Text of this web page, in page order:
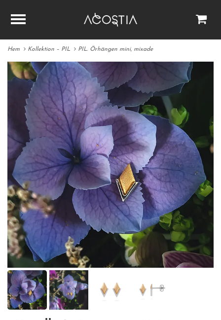
Hem Kollektion – PIL PIL. Örhängen mini, mixade